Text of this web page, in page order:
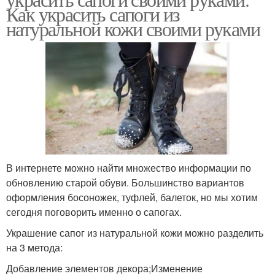
Как украсить сапоги из
натуральной кожи своими руками
В интернете можно найти множество информации по
обновлению старой обуви. Большинство вариантов
оформления босоножек, туфлей, балеток, но мы хотим
сегодня поговорить именно о сапогах.
Украшение сапог из натуральной кожи можно разделить
на 3 метода:
Добавление элементов декора;Изменение